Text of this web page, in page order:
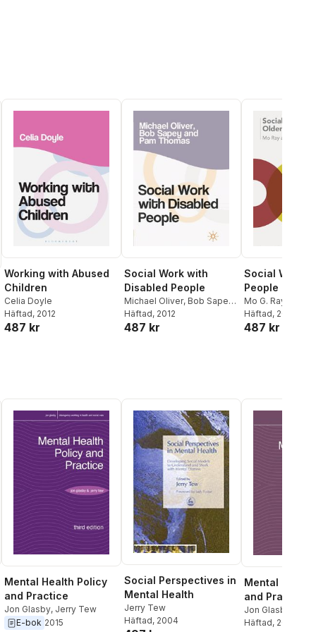
Working with Abused
Children
Celia Doyle
Häftad, 2012
487 kr
Social Work with
Disabled People
Michael Oliver, Bob Sapey ,
Pam Thomas
Häftad, 2012
487 kr
Social Work
People
Mo G. Ray
Häftad, 2012
487 kr
Mental Health Policy
and Practice
Jon Glasby, Jerry Tew
E-bok 2015
Social Perspectives in
Mental Health
Jerry Tew
Häftad, 2004
Mental
and Practice
Jon Glasby
Glasby
Häftad, 2015